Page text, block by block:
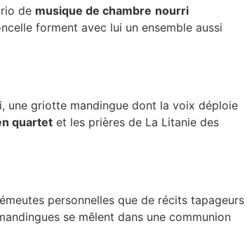
de musique de chambre nourri
forment avec lui un ensemble aussi
une griotte mandingue dont la voix déploie
quartet et les prières de La Litanie des
personnelles que de récits tapageurs
se mêlent dans une communion